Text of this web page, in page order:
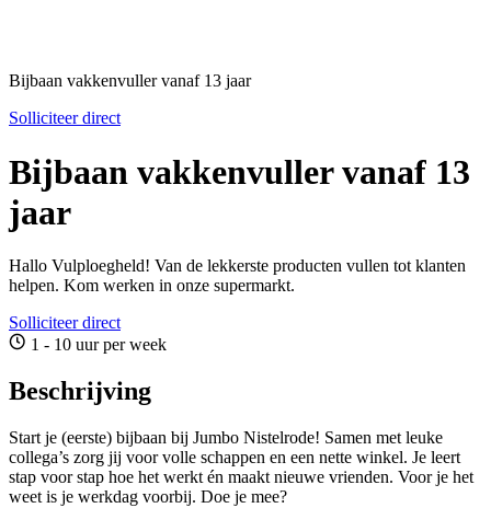
Bijbaan vakkenvuller vanaf 13 jaar
Solliciteer direct
Bijbaan vakkenvuller vanaf 13
jaar
Hallo Vulploegheld! Van de lekkerste producten vullen tot klanten
helpen. Kom werken in onze supermarkt.
Solliciteer direct
1 - 10 uur per week
Beschrijving
Start je (eerste) bijbaan bij Jumbo Nistelrode! Samen met leuke
collega’s zorg jij voor volle schappen en een nette winkel. Je leert
stap voor stap hoe het werkt én maakt nieuwe vrienden. Voor je het
weet is je werkdag voorbij. Doe je mee?